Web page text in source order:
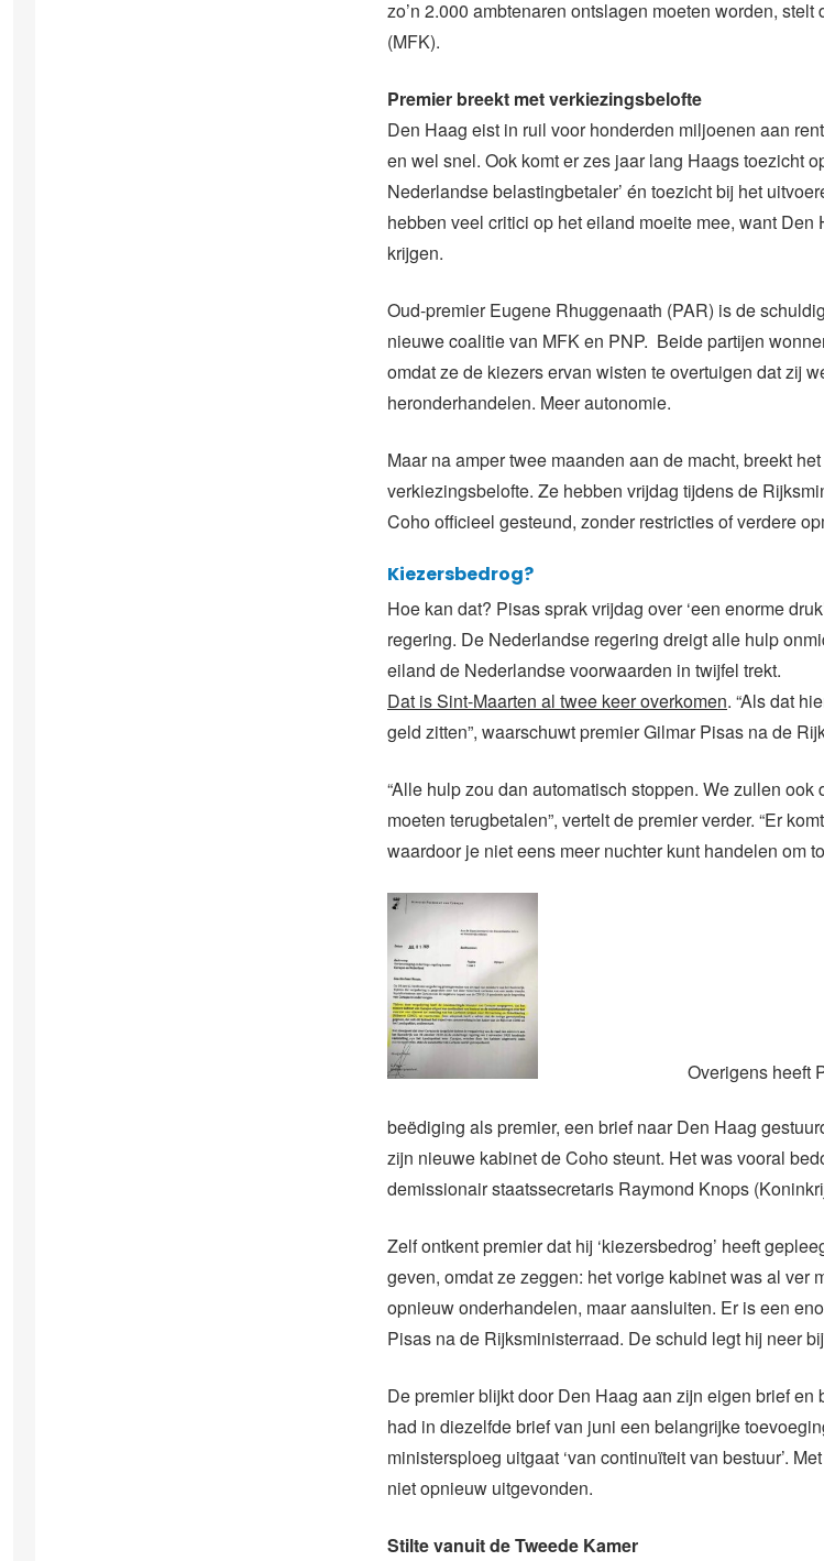
zo’n 2.000 ambtenaren ontslagen moeten worden,
(MFK).
Premier breekt met verkiezingsbelofte
Den Haag eist in ruil voor honderden miljoenen aan
en wel snel. Ook komt er zes jaar lang Haags toezicht
Nederlandse belastingbetaler’ én toezicht bij het
hebben veel critici op het eiland moeite mee, want Den
krijgen.
Oud-premier Eugene Rhuggenaath (PAR) is de
nieuwe coalitie van MFK en PNP. Beide partijen
omdat ze de kiezers ervan wisten te overtuigen dat zij
heronderhandelen. Meer autonomie.
Maar na amper twee maanden aan de macht, breekt
verkiezingsbelofte. Ze hebben vrijdag tijdens de
Coho officieel gesteund, zonder restricties of verdere
Kiezersbedrog?
Hoe kan dat? Pisas sprak vrijdag over ‘een enorme
regering. De Nederlandse regering dreigt alle hulp
eiland de Nederlandse voorwaarden in twijfel trekt.
Dat is Sint-Maarten al twee keer overkomen. “Als dat
geld zitten”, waarschuwt premier Gilmar Pisas na de
“Alle hulp zou dan automatisch stoppen. We zullen
moeten terugbetalen”, vertelt de premier verder. “Er
waardoor je niet eens meer nuchter kunt handelen om
Overigens heeft
beëdiging als premier, een brief naar Den Haag
zijn nieuwe kabinet de Coho steunt. Het was vooral
demissionair staatssecretaris Raymond Knops
Zelf ontkent premier dat hij ‘kiezersbedrog’ heeft
geven, omdat ze zeggen: het vorige kabinet was al ver
opnieuw onderhandelen, maar aansluiten. Er is een
Pisas na de Rijksministerraad. De schuld legt hij neer
De premier blijkt door Den Haag aan zijn eigen brief
had in diezelfde brief van juni een belangrijke
ministersploeg uitgaat ‘van continuïteit van bestuur’.
niet opnieuw uitgevonden.
Stilte vanuit de Tweede Kamer